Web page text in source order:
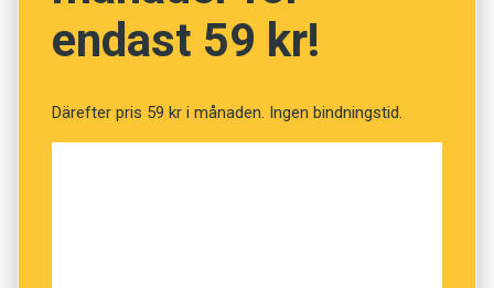
Men vad är egentligen en term? Och vad skiljer
rikstermbanken.se definieras term så här:
”benämning för ett allmänbegrepp som tillhör
endast 59 kr!
Därefter pris 59 kr i månaden. Ingen bindningstid.